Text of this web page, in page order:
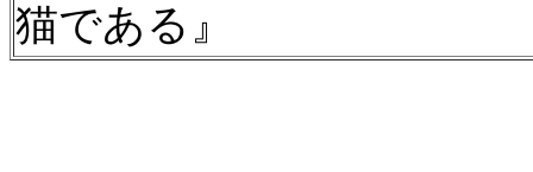
猫である』